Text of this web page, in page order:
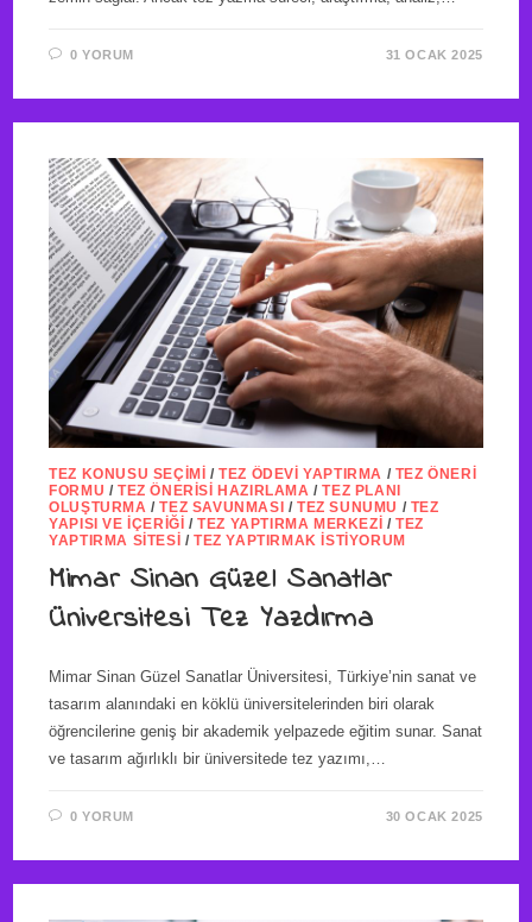
0 YORUM 31 OCAK 2025
TEZ KONUSU SEÇIMI /TEZ ÖDEVI YAPTIRMA / TEZ ÖNERI
FORMU /TEZ ÖNERISI HAZIRLAMA /TEZ PLANI
OLUŞTURMA /TEZ SAVUNMASI /TEZ SUNUMU / TEZ
YAPISI VE İÇERIĞI /TEZ YAPTIRMA MERKEZI /TEZ
YAPTIRMA SITESI /TEZ YAPTIRMAK İSTIYORUM
Mimar Sinan Güzel Sanatlar
Üniversitesi Tez Yazdırma
Mimar Sinan Güzel Sanatlar Üniversitesi, Türkiye’nin sanat ve
tasarım alanındaki en köklü üniversitelerinden biri olarak
öğrencilerine geniş bir akademik yelpazede eğitim sunar. Sanat
ve tasarım ağırlıklı bir üniversitede tez yazımı,…
0 YORUM 30 OCAK 2025